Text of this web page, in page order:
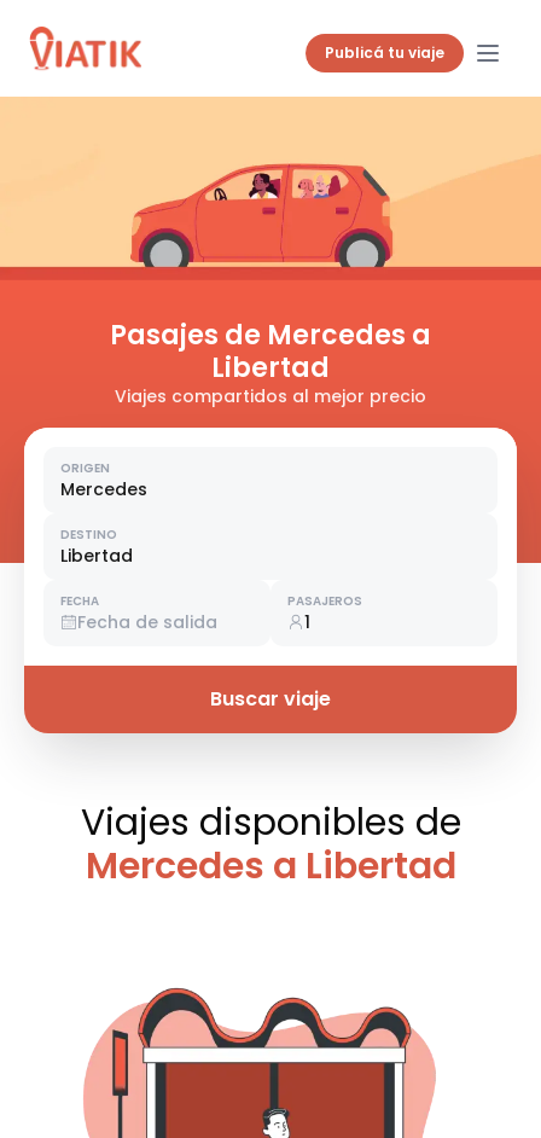
Publicá tu viaje
Pasajes de Mercedes a
Libertad
Viajes compartidos al mejor precio
ORIGEN
Mercedes
DESTINO
Libertad
FECHA
Fecha de salida
PASAJEROS
1
Buscar viaje
Viajes disponibles de
Mercedes a Libertad